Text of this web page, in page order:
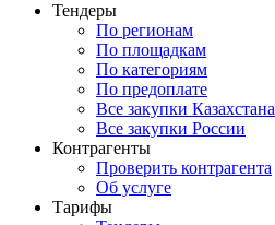
Тендеры
По регионам
По площадкам
По категориям
По предоплате
Все закупки Казахстана
Все закупки России
Контрагенты
Проверить контрагента
Об услуге
Тарифы